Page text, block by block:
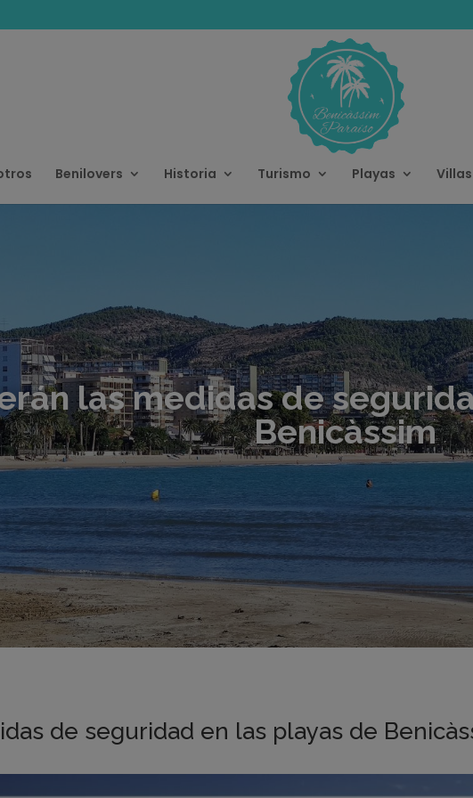
Benilovers Historia Turismo Playas Villas
las medidas de
Benicàssim
de seguridad en las playas de